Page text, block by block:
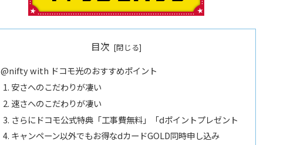
目次
@nifty with ドコモ光のおすすめポイント
安さへのこだわりが凄い
速さへのこだわりが凄い
さらにドコモ公式特典「工事費無料」「dポイントプレゼント
キャンペーン以外でもお得なdカードGOLD同時申し込み